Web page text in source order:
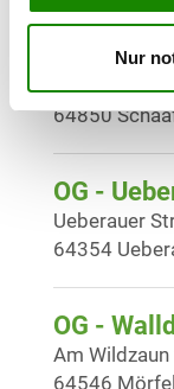
Nur
OG -
Eichenweg
64850
OG -
Ueberauer
64354
OG -
Am Wildzaun
64546